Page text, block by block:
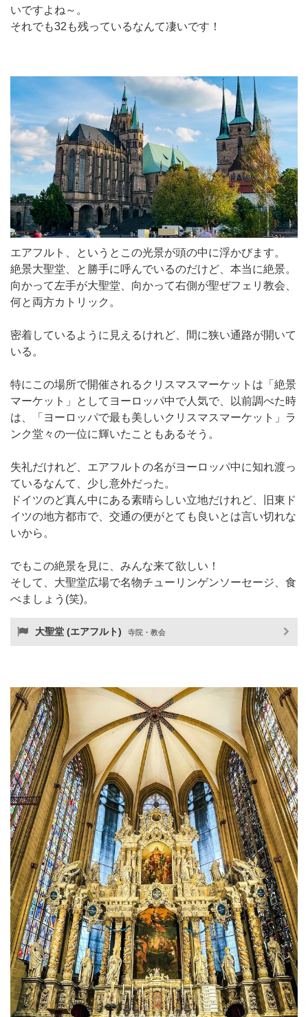
いですよね～。
それでも32も残っているなんて凄いです！
エアフルト、というとこの光景が頭の中に浮かびます。
絶景大聖堂、と勝手に呼んでいるのだけど、本当に絶景。
向かって左手が大聖堂、向かって右側が聖ぜフェリ教会、
何と両方カトリック。
密着しているように見えるけれど、間に狭い通路が開いて
いる。
特にこの場所で開催されるクリスマスマーケットは「絶景
マーケット」としてヨーロッパ中で人気で、以前調べた時
は、「ヨーロッパで最も美しいクリスマスマーケット」ラ
ンク堂々の一位に輝いたこともあるそう。
失礼だけれど、エアフルトの名がヨーロッパ中に知れ渡っ
ているなんて、少し意外だった。
ドイツのど真ん中にある素晴らしい立地だけれど、旧東ド
イツの地方都市で、交通の便がとても良いとは言い切れな
いから。
でもこの絶景を見に、みんな来て欲しい！
そして、大聖堂広場で名物チューリンゲンソーセージ、食
べましょう(笑)。
大聖堂 (エアフルト) 寺院・教会